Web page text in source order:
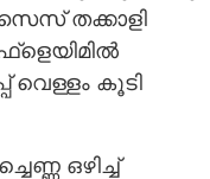
തക്കാളി
വെള്ളം കൂടി
ഒഴിച്ച്